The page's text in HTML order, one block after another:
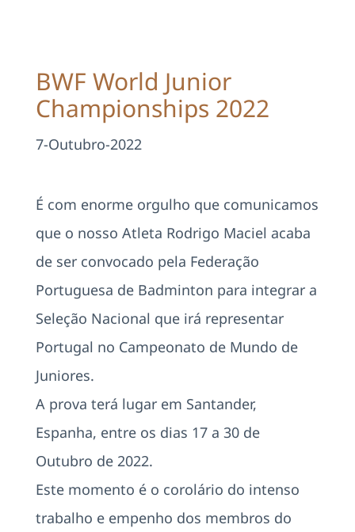
Área Reservada
Pesquisar
BWF World Junior
Championships 2022
7-Outubro-2022
É com enorme orgulho que comunicamos
que o nosso Atleta Rodrigo Maciel acaba
de ser convocado pela Federação
Portuguesa de Badminton para integrar a
Seleção Nacional que irá representar
Portugal no Campeonato de Mundo de
Juniores.
A prova terá lugar em Santander,
Espanha, entre os dias 17 a 30 de
Outubro de 2022.
Este momento é o corolário do intenso
trabalho e empenho dos membros do